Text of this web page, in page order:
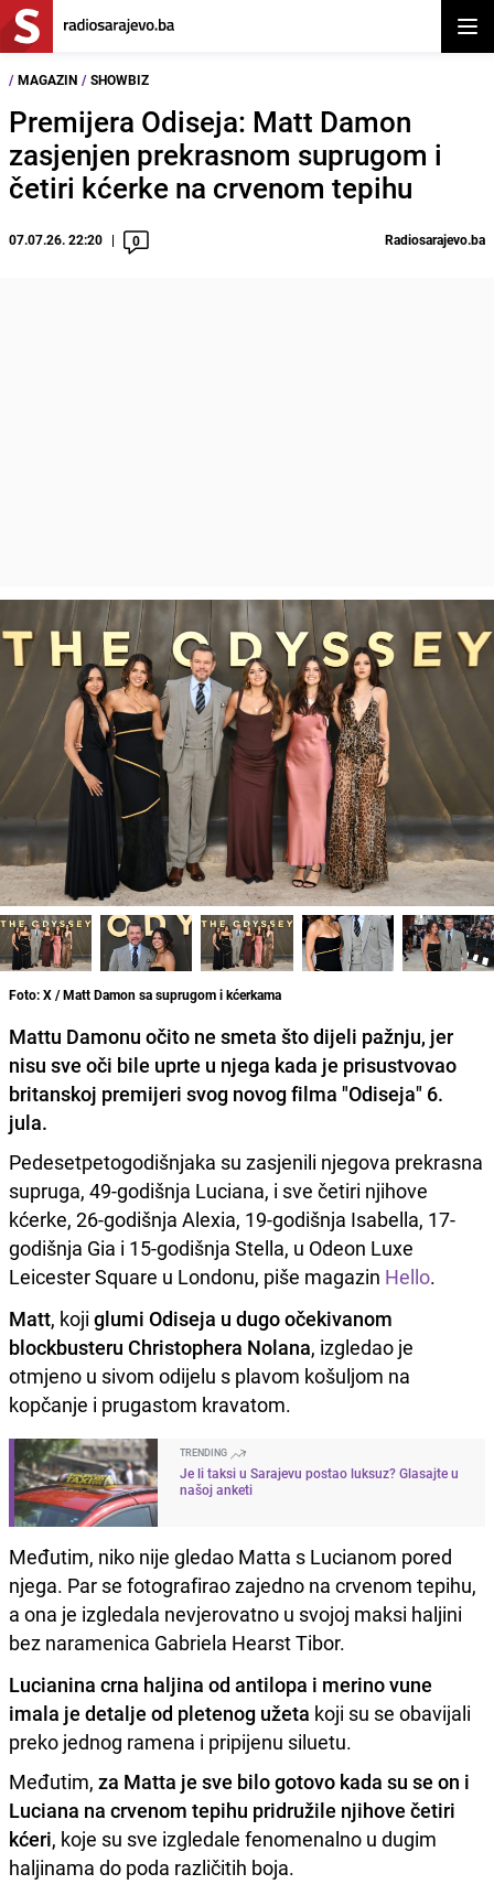
/ MAGAZIN / SHOWBIZ
Premijera Odiseja: Matt Damon
zasjenjen prekrasnom suprugom i
četiri kćerke na crvenom tepihu
07.07.26. 22:20 0 Radiosarajevo.ba
Foto: X / Matt Damon sa suprugom i kćerkama
Mattu Damonu očito ne smeta što dijeli pažnju, jer
nisu sve oči bile uprte u njega kada je prisustvovao
britanskoj premijeri svog novog filma "Odiseja" 6.
jula.
Pedesetpetogodišnjaka su zasjenili njegova prekrasna
supruga, 49-godišnja Luciana, i sve četiri njihove
kćerke, 26-godišnja Alexia, 19-godišnja Isabella, 17-
godišnja Gia i 15-godišnja Stella, u Odeon Luxe
Leicester Square u Londonu, piše magazin Hello.
Matt, koji glumi Odiseja u dugo očekivanom
blockbusteru Christophera Nolana, izgledao je
otmjeno u sivom odijelu s plavom košuljom na
kopčanje i prugastom kravatom.
TRENDING
Je li taksi u Sarajevu postao luksuz? Glasajte u
našoj anketi
Međutim, niko nije gledao Matta s Lucianom pored
njega. Par se fotografirao zajedno na crvenom tepihu,
a ona je izgledala nevjerovatno u svojoj maksi haljini
bez naramenica Gabriela Hearst Tibor.
Lucianina crna haljina od antilopa i merino vune
imala je detalje od pletenog užeta koji su se obavijali
preko jednog ramena i pripijenu siluetu.
Međutim, za Matta je sve bilo gotovo kada su se on i
Luciana na crvenom tepihu pridružile njihove četiri
kćeri, koje su sve izgledale fenomenalno u dugim
haljinama do poda različitih boja.